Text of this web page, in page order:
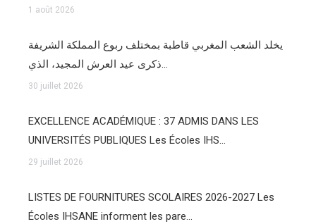
1 août 2026
يخلد الشعب المغربي قاطبة بمختلف ربوع المملكة الشريفة
ذكرى عيد العرش المجيد، الذي…
30 juillet 2026
EXCELLENCE ACADÉMIQUE : 37 ADMIS DANS LES
UNIVERSITÉS PUBLIQUES Les Écoles IHS…
29 juillet 2026
LISTES DE FOURNITURES SCOLAIRES 2026-2027 Les
Écoles IHSANE informent les pare…